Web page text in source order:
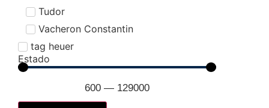
Tudor
Vacheron Constantin
tag heuer
Estado
600— 129000